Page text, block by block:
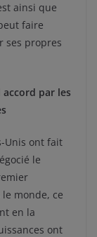
ainsi que
faire
ses propres
par les
Unis ont fait
le
monde, ce
en la
ont